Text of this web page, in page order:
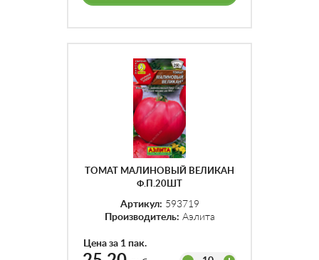
ТОМАТ МАЛИНОВЫЙ ВЕЛИКАН
Ф.П.20ШТ
Артикул: 593719
Производитель: Аэлита
Цена за 1 пак.